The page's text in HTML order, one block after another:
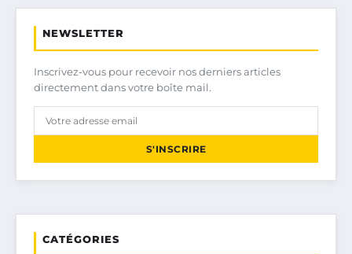
NEWSLETTER
Inscrivez-vous pour recevoir nos derniers articles
directement dans votre boîte mail.
S'INSCRIRE
CATÉGORIES